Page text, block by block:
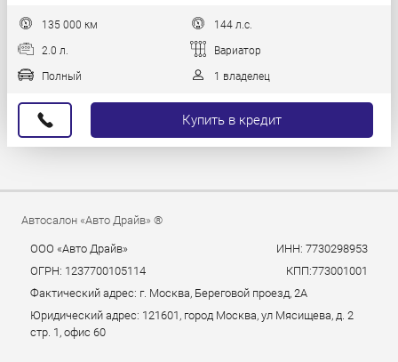
135 000 км 144 л.с.
2.0 л. Вариатор
Полный 1 владелец
Купить в кредит
Автосалон «Авто Драйв» ®
ООО «Авто Драйв»
ИНН: 7730298953
ОГРН: 1237700105114
КПП:773001001
Фактический адрес: г. Москва, Береговой проезд, 2А
Юридический адрес: 121601, город Москва, ул Мясищева, д. 2
стр. 1, офис 60